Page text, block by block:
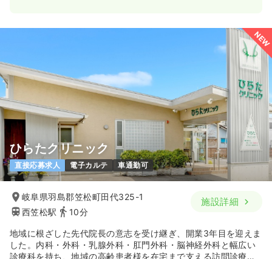
NEW
ひらたクリニック
直接応募求人 電子カルテ 車通勤可
岐阜県羽島郡笠松町田代325-1
西笠松駅
10分
施設詳細
地域に根ざした先代院長の意志を受け継ぎ、開業3年目を迎えま
した。内科・外科・乳腺外科・肛門外科・脳神経外科と幅広い
診療科を持ち、地域の高齢患者様を在宅まで支える訪問診療も